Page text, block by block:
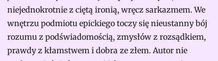
niejednokrotnie z ciętą ironią, wręcz sarkazmem. We
wnętrzu podmiotu epickiego toczy się nieustanny bój
rozumu z podświadomością, zmysłów z rozsądkiem,
prawdy z kłamstwem i dobra ze złem. Autor nie